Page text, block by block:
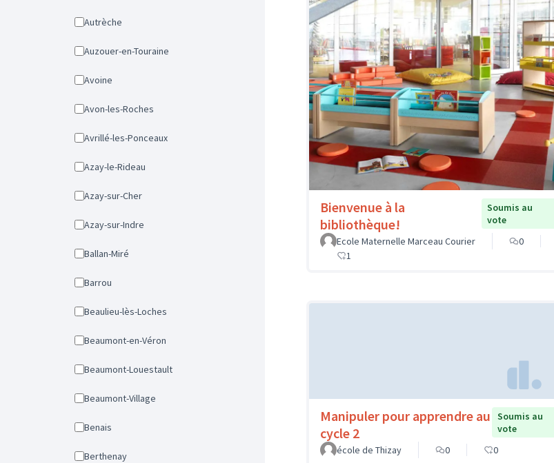
Autrèche
Auzouer-en-Touraine
Avoine
Avon-les-Roches
Avrillé-les-Ponceaux
Azay-le-Rideau
Azay-sur-Cher
Azay-sur-Indre
Ballan-Miré
Barrou
Beaulieu-lès-Loches
Beaumont-en-Véron
Beaumont-Louestault
Beaumont-Village
Benais
Berthenay
Bienvenue à la
bibliothèque!
Soumis au
vote
Ecole Maternelle Marceau Courier
0
1
Manipuler pour apprendre au
cycle 2
Soumis au
vote
école de Thizay
0 0